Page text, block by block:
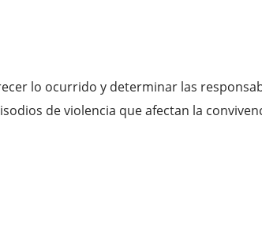
lo ocurrido y determinar las
de violencia que afectan la